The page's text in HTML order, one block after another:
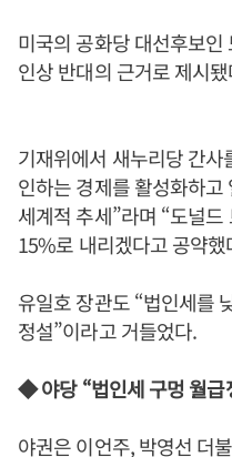
미국의 공화당 대선후보
인상 반대의 근거로 제시
기재위에서 새누리당 간
인하는 경제를 활성화하
세계적 추세”라며 “도널
15%로 내리겠다고 공약
유일호 장관도 “법인세를
정설”이라고 거들었다.
◆ 야당 “법인세 구멍 월급
야권은 이언주, 박영선 더